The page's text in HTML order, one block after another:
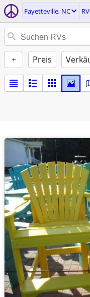
Fayetteville, NC
+ Preis